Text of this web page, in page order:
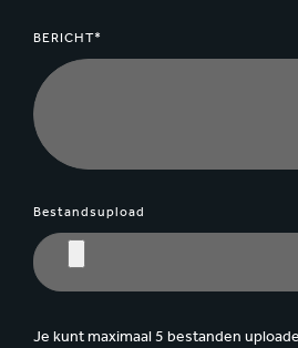
BERICHT*
Bestandsupload
Je kunt maximaal 5 bestanden